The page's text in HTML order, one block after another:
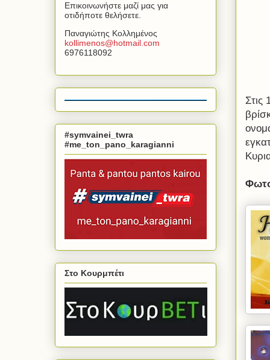
Στις
Επικοινωνήστε μαζί μας για
οτιδήποτε θελήσετε.
Παναγιώτης Κολλημένος
kollimenos@hotmail com
6976118092
#symvainei_twra
#me_ton_pano_karagianni
Στο Κουρμπέτι